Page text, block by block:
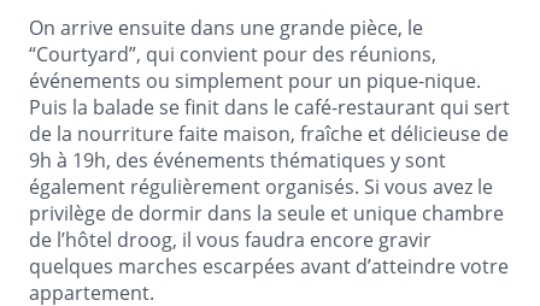
On arrive ensuite dans une grande pièce, le
“Courtyard”, qui convient pour des réunions,
événements ou simplement pour un pique-nique.
Puis la balade se finit dans le café-restaurant qui sert
de la nourriture faite maison, fraîche et délicieuse de
9h à 19h, des événements thématiques y sont
également régulièrement organisés. Si vous avez le
privilège de dormir dans la seule et unique chambre
de l’hôtel droog, il vous faudra encore gravir
quelques marches escarpées avant d’atteindre votre
appartement.